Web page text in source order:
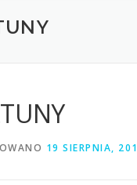
19 SIERPNIA,